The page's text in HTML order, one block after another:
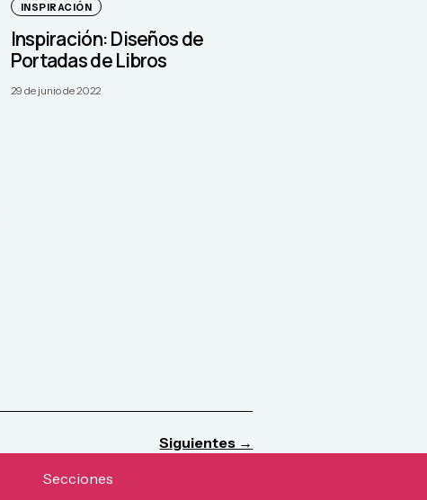
INSPIRACIÓN
Inspiración: Diseños de
Portadas de Libros
29 de junio de 2022
Siguientes →
Secciones